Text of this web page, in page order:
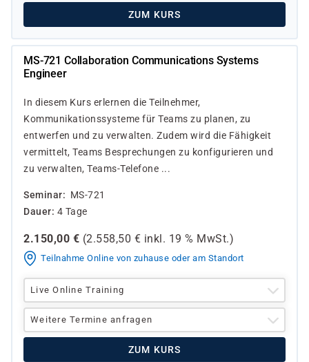
ZUM KURS
MS-721 Collaboration Communications Systems
Engineer
In diesem Kurs erlernen die Teilnehmer,
Kommunikationssysteme für Teams zu planen, zu
entwerfen und zu verwalten. Zudem wird die Fähigkeit
vermittelt, Teams Besprechungen zu konfigurieren und
zu verwalten, Teams-Telefone ...
Seminar
MS-721
Dauer 4 Tage
2.150,00 € (2.558,50 € inkl. 19 % MwSt.)
Teilnahme Online von zuhause oder am Standort
Live Online Training
Weitere Termine anfragen
ZUM KURS